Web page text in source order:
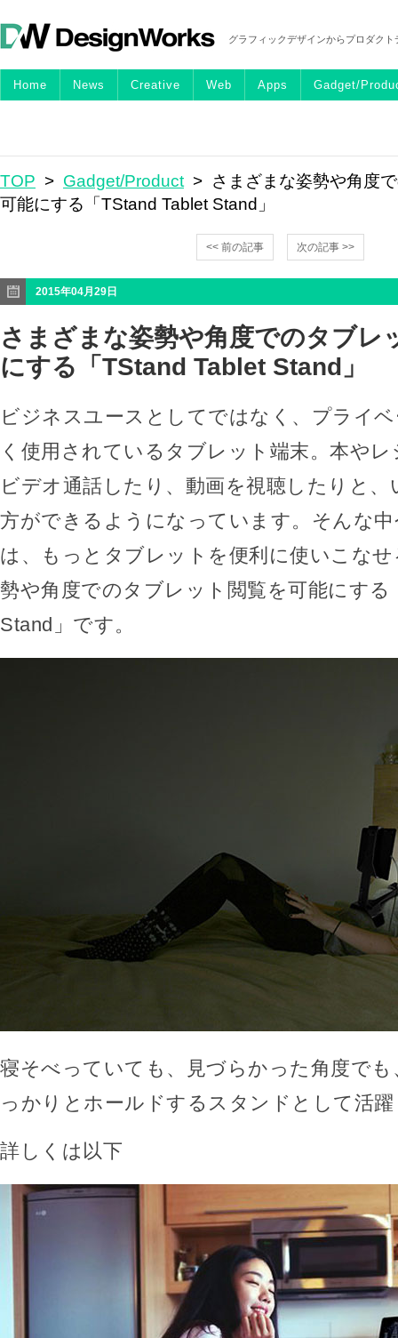
グラフィックデザインからプロダク
Home News Creative Web Apps Gadget/
TOP > Gadget/Product > さまざまな姿勢や角度
可能にする「TStand Tablet Stand」
<< 前の記事 次の記事 >>
2015年04月29日
さまざまな姿勢や角度でのタブレ
にする「TStand Tablet Stand」
ビジネスユースとしてではなく、プライ
く使用されているタブレット端末。本や
ビデオ通話したり、動画を視聴したりと
方ができるようになっています。そんな
は、もっとタブレットを便利に使いこな
勢や角度でのタブレット閲覧を可能にする
Stand」です。
寝そべっていても、見づらかった角度で
っかりとホールドするスタンドとして活
詳しくは以下